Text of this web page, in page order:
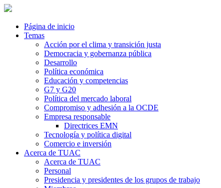
Página de inicio
Temas
Acción por el clima y transición justa
Democracia y gobernanza pública
Desarrollo
Política económica
Educación y competencias
G7 y G20
Política del mercado laboral
Compromiso y adhesión a la OCDE
Empresa responsable
Directrices EMN
Tecnología y política digital
Comercio e inversión
Acerca de TUAC
Acerca de TUAC
Personal
Presidencia y presidentes de los grupos de trabajo